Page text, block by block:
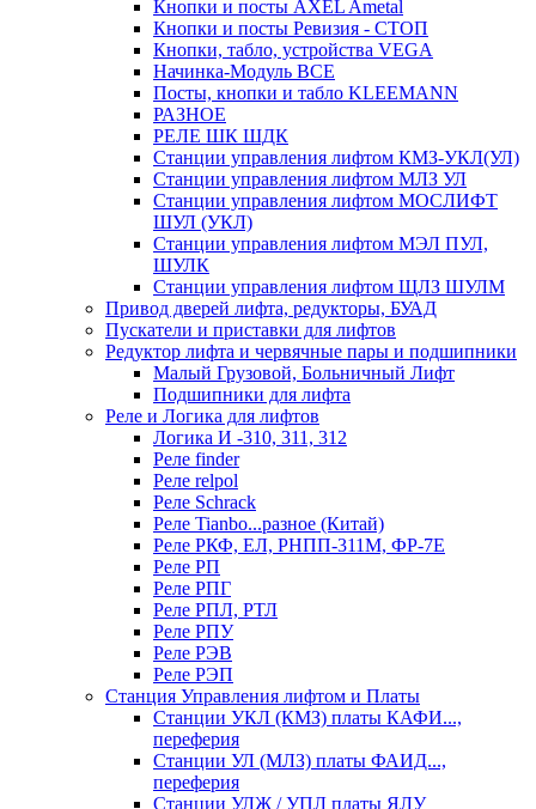
Кнопки и посты AXEL Ametal
Кнопки и посты Ревизия - СТОП
Кнопки, табло, устройства VEGA
Начинка-Модуль ВСЕ
Посты, кнопки и табло KLEEMANN
РАЗНОЕ
РЕЛЕ ШК ШДК
Станции управления лифтом КМЗ-УКЛ(УЛ)
Станции управления лифтом МЛЗ УЛ
Станции управления лифтом МОСЛИФТ
ШУЛ (УКЛ)
Станции управления лифтом МЭЛ ПУЛ,
ШУЛК
Станции управления лифтом ЩЛЗ ШУЛМ
Привод дверей лифта, редукторы, БУАД
Пускатели и приставки для лифтов
Редуктор лифта и червячные пары и подшипники
Малый Грузовой, Больничный Лифт
Подшипники для лифта
Реле и Логика для лифтов
Логика И -310, 311, 312
Реле findеr
Реле relpol
Реле Schrack
Реле Tianbo...разное (Китай)
Реле РКФ, ЕЛ, РНПП-311М, ФР-7Е
Реле РП
Реле РПГ
Реле РПЛ, РТЛ
Реле РПУ
Реле РЭВ
Реле РЭП
Станция Управления лифтом и Платы
Станции УКЛ (КМЗ) платы КАФИ...,
переферия
Станции УЛ (МЛЗ) платы ФАИД...,
переферия
Станции УЛЖ / УПЛ платы ЯЛУ